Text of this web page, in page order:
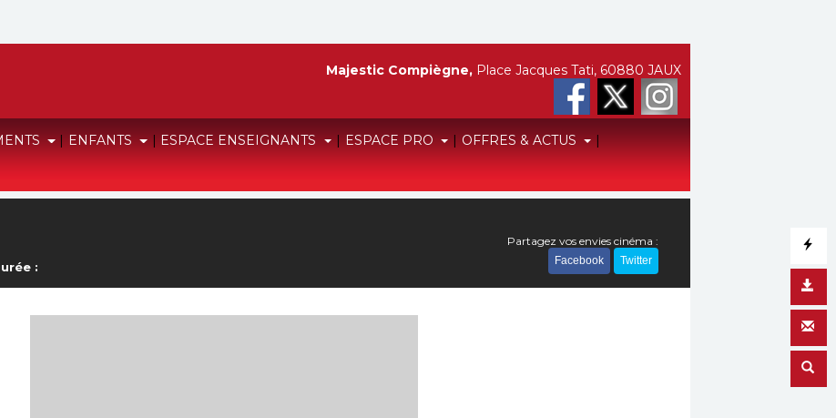
| ENFANTS | ESPACE ENSEIGNANTS | ESPACE PRO | OFFRES & ACTUS
|
Majestic Compiègne, Place Jacques Tati, 60880 JAUX
:
Partagez vos envies cinéma :
Facebook Twitter